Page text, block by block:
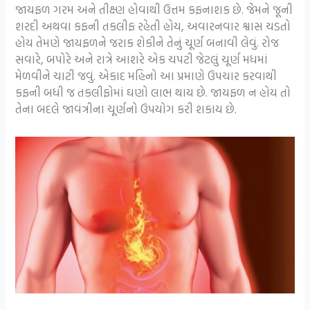
જાયફળ ગરમ અને તીક્ષ્ણ હોવાથી ઉત્તમ કફનાશક છે. જેમને જૂની
શરદી અથવા કફની તકલીફ રહેતી હોય, અવારનવાર શ્વાસ ચડતો
હોય તેમણે જાયફળને જરાક શેકીને તેનું ચૂર્ણ બનાવી લેવું. રોજ
સવારે, બપોરે અને રાત્રે આશરે એક ચપટી જેટલું ચૂર્ણ મધમાં
મેળવીને ચાટી જવું. એકાદ મહિનો આ પ્રમાણે ઉપચાર કરવાથી
કફની બધી જ તકલીફોમાં ઘણો લાભ થાય છે. જાયફળ ન હોય તો
તેના બદલે જાવંત્રીના ચૂર્ણનો ઉપયોગ કરી શકાય છે.